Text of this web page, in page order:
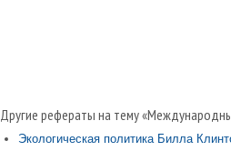
Другие рефераты на тему
Экологическая политика Билла